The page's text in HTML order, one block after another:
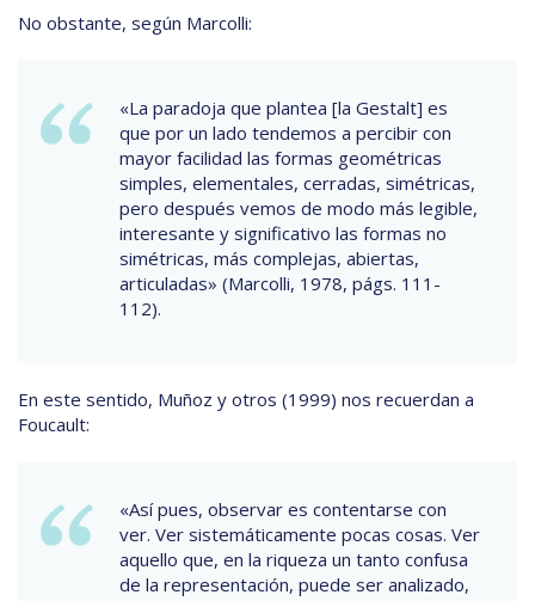
No obstante, según Marcolli:
«La paradoja que plantea [la Gestalt] es
que por un lado tendemos a percibir con
mayor facilidad las formas geométricas
simples, elementales, cerradas, simétricas,
pero después vemos de modo más legible,
interesante y significativo las formas no
simétricas, más complejas, abiertas,
articuladas» (Marcolli, 1978, págs. 111-
112).
En este sentido, Muñoz y otros (1999) nos recuerdan a
Foucault:
«Así pues, observar es contentarse con
ver. Ver sistemáticamente pocas cosas. Ver
aquello que, en la riqueza un tanto confusa
de la representación, puede ser analizado,